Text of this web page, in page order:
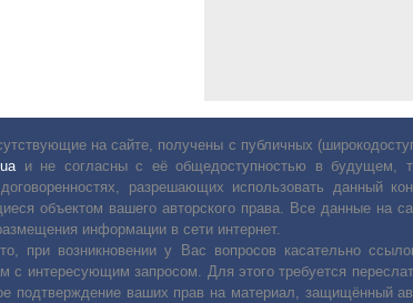
на сайте, получены с публичных
и не согласны с её общедоступностью в будущем,
разрешающих использовать данный
объектом вашего авторского права. Все данные на
информации в сети интернет.
при возникновении у Вас вопросов касательно
с интересующим запросом. Для этого требуется
подтверждение ваших прав на материал, защищённый